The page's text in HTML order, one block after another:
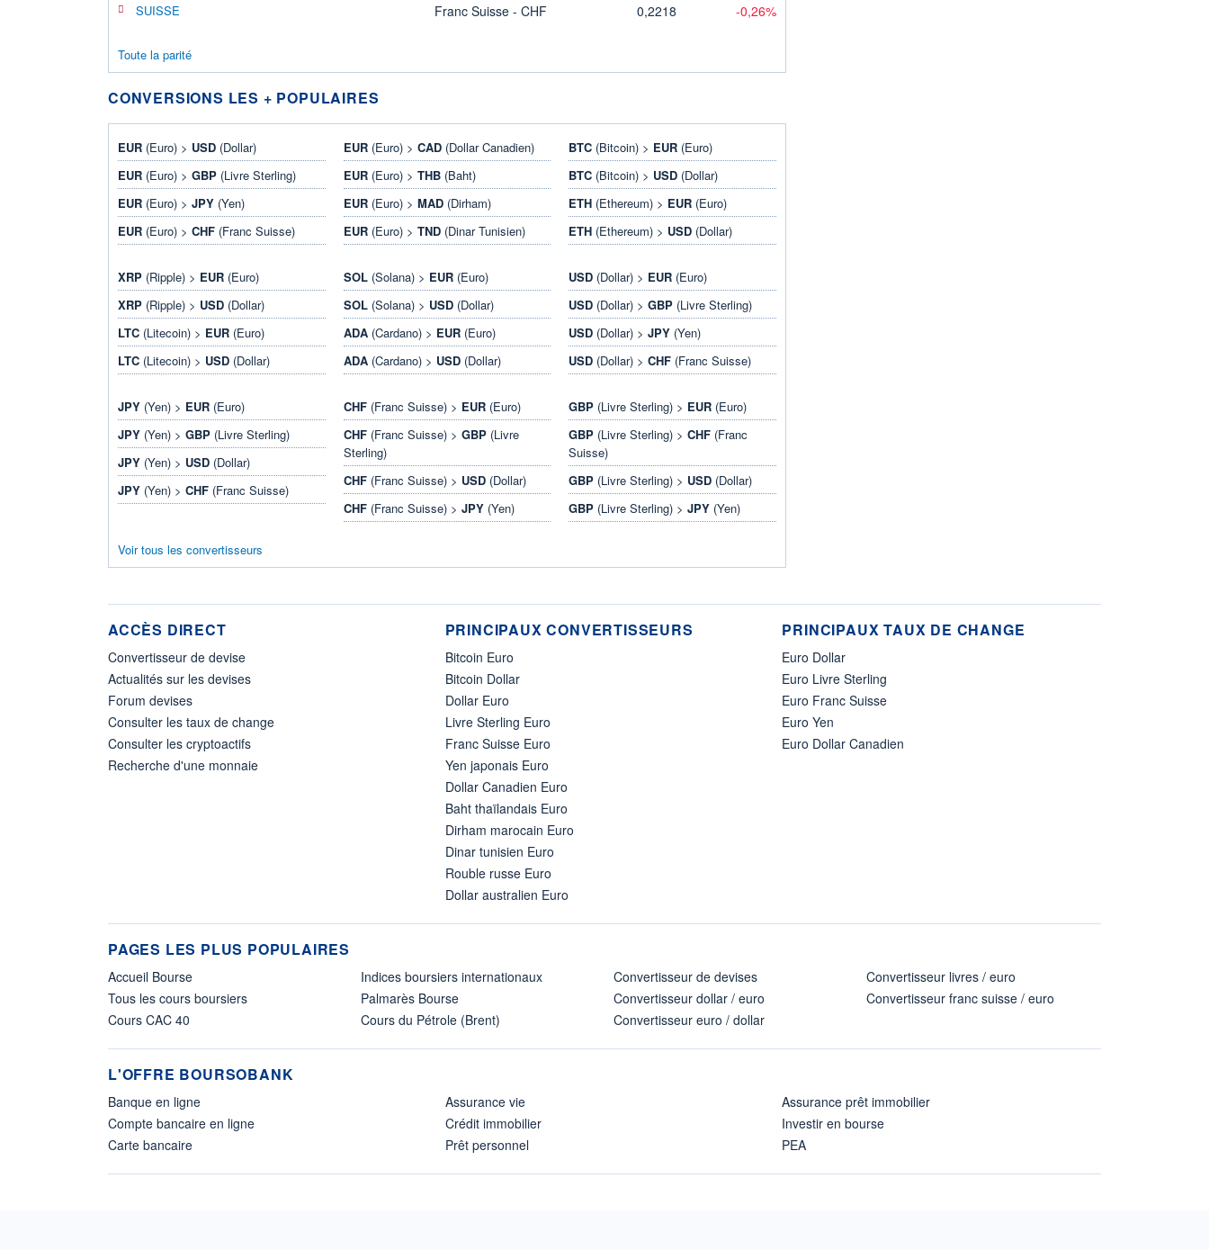
SUISSE Franc Suisse - CHF 0,2218 -0,26%
Toute la parité
CONVERSIONS LES + POPULAIRES
EUR (Euro) > USD (Dollar)
EUR (Euro) > GBP (Livre Sterling)
EUR (Euro) > JPY (Yen)
EUR (Euro) > CHF (Franc Suisse)
EUR(Euro) > CAD(Dollar Canadien)
EUR(Euro) > THB(Baht)
EUR(Euro) > MAD(Dirham)
EUR(Euro) > TND(Dinar Tunisien)
BTC (Bitcoin) > EUR (Euro)
BTC (Bitcoin) > USD (Dollar)
ETH (Ethereum) > EUR (Euro)
ETH (Ethereum) > USD (Dollar)
XRP (Ripple) > EUR (Euro)
XRP (Ripple) > USD (Dollar)
LTC (Litecoin) > EUR (Euro)
LTC (Litecoin) > USD (Dollar)
SOL(Solana) > EUR(Euro)
SOL(Solana) > USD(Dollar)
ADA(Cardano) > EUR(Euro)
ADA(Cardano) > USD(Dollar)
USD (Dollar) > EUR (Euro)
USD (Dollar) >GBP (Livre Sterling)
USD (Dollar) >JPY (Yen)
USD (Dollar) >CHF (Franc Suisse)
JPY (Yen) > EUR (Euro)
JPY (Yen) > GBP (Livre Sterling)
JPY (Yen) > USD (Dollar)
JPY (Yen) > CHF (Franc Suisse)
CHF(Franc Suisse) > EUR(Euro)
CHF(Franc Suisse) > GBP(Livre
Sterling)
CHF(Franc Suisse) > USD(Dollar)
CHF(Franc Suisse) > JPY(Yen)
GBP (Livre Sterling) > EUR (Euro)
GBP (Livre Sterling) >CHF (Franc
Suisse)
GBP (Livre Sterling) > USD (Dollar)
GBP (Livre Sterling) >JPY (Yen)
Voir tous les convertisseurs
ACCÈS DIRECT
Convertisseur de devise
Actualités sur les devises
Forum devises
Consulter les taux de change
Consulter les cryptoactifs
Recherche d'une monnaie
PRINCIPAUX CONVERTISSEURS
Bitcoin Euro
Bitcoin Dollar
Dollar Euro
Livre Sterling Euro
Franc Suisse Euro
Yen japonais Euro
Dollar Canadien Euro
Baht thaïlandais Euro
Dirham marocain Euro
Dinar tunisien Euro
Rouble russe Euro
Dollar australien Euro
PRINCIPAUX TAUX DE CHANGE
Euro Dollar
Euro Livre Sterling
Euro Franc Suisse
Euro Yen
Euro Dollar Canadien
PAGES LES PLUS POPULAIRES
Accueil Bourse
Tous les cours boursiers
Cours CAC 40
Indices boursiers internationaux
Palmarès Bourse
Cours du Pétrole (Brent)
Convertisseur de devises
Convertisseur dollar / euro
Convertisseur euro / dollar
Convertisseur livres / euro
Convertisseur franc suisse / euro
L'OFFRE BOURSOBANK
Banque en ligne
Compte bancaire en ligne
Carte bancaire
Assurance vie
Crédit immobilier
Prêt personnel
Assurance prêt immobilier
Investir en bourse
PEA